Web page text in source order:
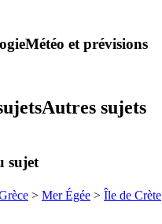
Météo et prévisions
Autres sujets
sujet
> Mer Égée > Île de Crète